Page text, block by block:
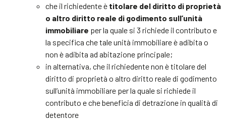
che il richiedente è titolare del diritto di proprietà
o altro diritto reale di godimento sull’unità
immobiliare per la quale si 3 richiede il contributo e
la specifica che tale unità immobiliare è adibita o
non è adibita ad abitazione principale;
in alternativa, che il richiedente non è titolare del
diritto di proprietà o altro diritto reale di godimento
sull’unità immobiliare per la quale si richiede il
contributo e che beneficia di detrazione in qualità di
detentore